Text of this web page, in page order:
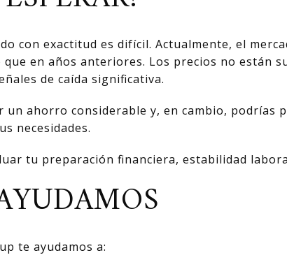
con exactitud es difícil. Actualmente, el
en años anteriores. Los precios no están
de caída significativa.
un ahorro considerable y, en cambio, podrías
necesidades.
tu preparación financiera, estabilidad
te ayudamos a: